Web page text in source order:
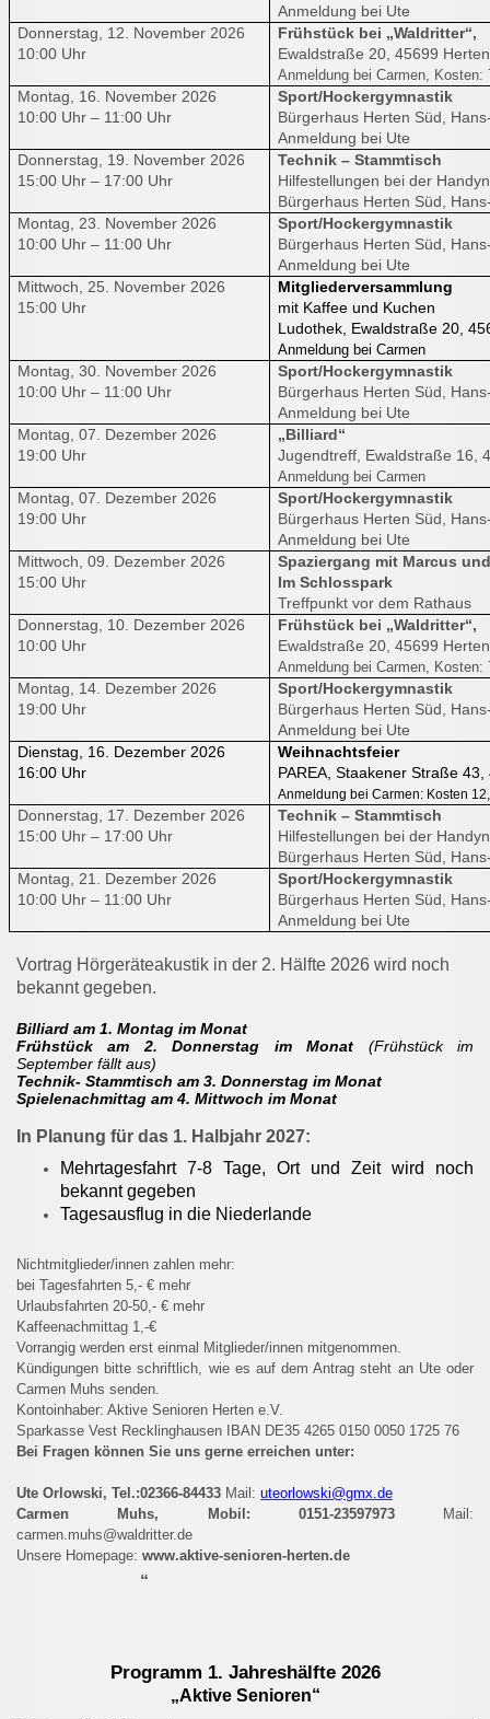
Anmeldung bei Ute
Donnerstag, 12. November 2026
10:00 Uhr
Frühstück bei „Waldritter“,
Ewaldstraße 20, 45699 Herten
Anmeldung bei Carmen, Kosten:
Montag, 16. November 2026
10:00 Uhr – 11:00 Uhr
Sport/Hockergymnastik
Bürgerhaus Herten Süd,
Anmeldung bei Ute
Donnerstag, 19. November 2026
15:00 Uhr – 17:00 Uhr
Technik – Stammtisch
Hilfestellungen bei der
Bürgerhaus Herten Süd,
Montag, 23. November 2026
10:00 Uhr – 11:00 Uhr
Sport/Hockergymnastik
Bürgerhaus Herten Süd,
Anmeldung bei Ute
Mittwoch, 25. November 2026
15:00 Uhr
Mitgliederversammlung
mit Kaffee und Kuchen
Ludothek, Ewaldstraße 20,
Anmeldung bei Carmen
Montag, 30. November 2026
10:00 Uhr – 11:00 Uhr
Sport/Hockergymnastik
Bürgerhaus Herten Süd,
Anmeldung bei Ute
Montag, 07. Dezember 2026
19:00 Uhr
„Billiard“
Jugendtreff, Ewaldstraße 16,
Anmeldung bei Carmen
Montag, 07. Dezember 2026
19:00 Uhr
Sport/Hockergymnastik
Bürgerhaus Herten Süd,
Anmeldung bei Ute
Mittwoch, 09. Dezember 2026
15:00 Uhr
Spaziergang mit Marcus
Im Schlosspark
Treffpunkt vor dem Rathaus
Donnerstag, 10. Dezember 2026
10:00 Uhr
Frühstück bei „Waldritter“,
Ewaldstraße 20, 45699 Herten
Anmeldung bei Carmen, Kosten:
Montag, 14. Dezember 2026
19:00 Uhr
Sport/Hockergymnastik
Bürgerhaus Herten Süd,
Anmeldung bei Ute
Dienstag, 16. Dezember 2026
16:00 Uhr
Weihnachtsfeier
PAREA, Staakener Straße
Anmeldung bei Carmen: Kosten
Donnerstag, 17. Dezember 2026
15:00 Uhr – 17:00 Uhr
Technik – Stammtisch
Hilfestellungen bei der
Bürgerhaus Herten Süd,
Montag, 21. Dezember 2026
10:00 Uhr – 11:00 Uhr
Sport/Hockergymnastik
Bürgerhaus Herten Süd,
Anmeldung bei Ute
Vortrag Hörgeräteakustik in der 2. Hälfte 2026 wird noch
bekannt gegeben.
Billiard am 1. Montag im Monat
Frühstück am 2. Donnerstag im Monat
(Frühstück im
September fällt aus)
Technik- Stammtisch am 3. Donnerstag im Monat
Spielenachmittag am 4. Mittwoch im Monat
In Planung für das 1. Halbjahr 2027:
Mehrtagesfahrt 7-8 Tage, Ort und Zeit wird noch
bekannt gegeben
Tagesausflug in die Niederlande
Nichtmitglieder/innen zahlen mehr:
bei Tagesfahrten 5,- € mehr
Urlaubsfahrten 20-50,- € mehr
Kaffeenachmittag 1,-€
Vorrangig werden erst einmal Mitglieder/innen mitgenommen.
Kündigungen bitte schriftlich, wie es auf dem Antrag steht an Ute oder
Carmen Muhs senden.
Kontoinhaber: Aktive Senioren Herten e.V.
Sparkasse Vest Recklinghausen IBAN DE35 4265 0150 0050 1725 76
Bei Fragen können Sie uns gerne erreichen unter:
Ute Orlowski, Tel.:02366-84433 Mail: uteorlowski@gmx.de
Carmen Muhs, Mobil: 0151-23597973
Mail:
carmen.muhs@waldritter.de
Unsere Homepage: www.aktive-senioren-herten.de
“
Programm 1. Jahreshälfte 2026
„Aktive Senioren“